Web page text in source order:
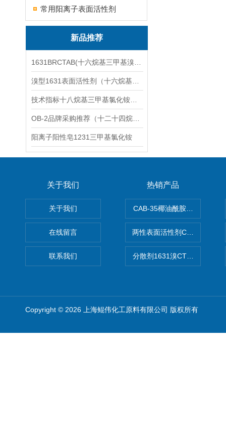
常用阳离子表面活性剂
新品推荐
阳离子阳性皂1231三甲基氯化铵
关于我们
关于我们
在线留言
联系我们
热销产品
CAB-35椰油酰胺丙基甜菜碱
两性表面活性剂CAB-30椰油
分散剂1631溴CTAB（十六烷
Copyright © 2026 上海鲲伟化工原料有限公司 版权所有